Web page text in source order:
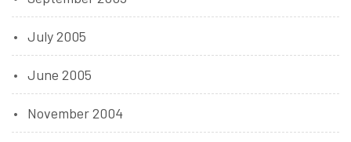
July 2005
June 2005
November 2004